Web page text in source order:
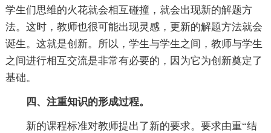
学生们思维的火花就会相互碰撞，就会出现新的解题方
法。这时，教师也很可能出现灵感，更新的解题方法就会
诞生。这就是创新。所以，学生与学生之间，教师与学生
之间进行相互交流是非常有必要的，因为它为创新奠定了
基础。
四、注重知识的形成过程。
新的课程标准对教师提出了新的要求。要求由重“结